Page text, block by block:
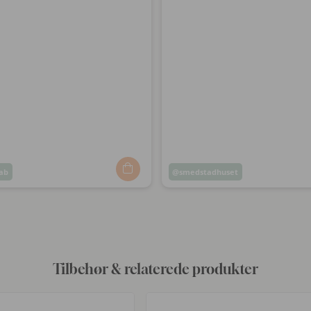
Opslag
smedstadhuset
Tilbehør & relaterede produkter